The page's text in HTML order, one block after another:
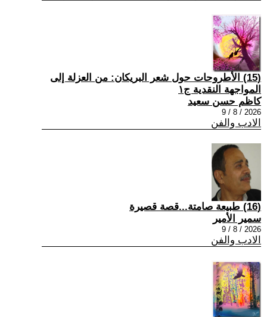
(15) الأطروحات حول شعر البريكان: من العزلة إلى
المواجهة النقدية ج١
كاظم حسن سعيد
2026 / 8 / 9
الادب والفن
(16) طبيعة صامتة...قصة قصيرة
سمير الأمير
2026 / 8 / 9
الادب والفن